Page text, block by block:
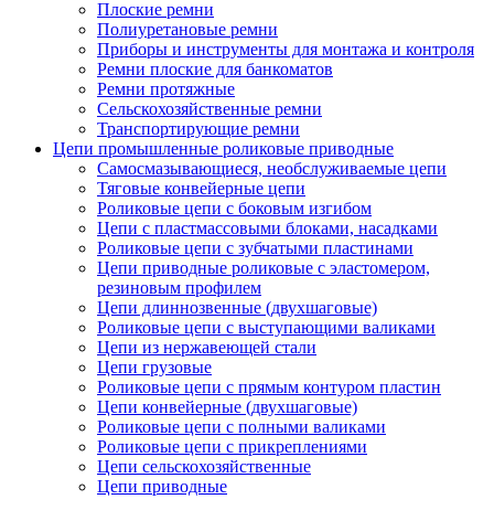
Плоские ремни
Полиуретановые ремни
Приборы и инструменты для монтажа и контроля
Ремни плоские для банкоматов
Ремни протяжные
Сельскохозяйственные ремни
Транспортирующие ремни
Цепи промышленные роликовые приводные
Самосмазывающиеся, необслуживаемые цепи
Тяговые конвейерные цепи
Роликовые цепи с боковым изгибом
Цепи с пластмассовыми блоками, насадками
Роликовые цепи с зубчатыми пластинами
Цепи приводные роликовые с эластомером,
резиновым профилем
Цепи длиннозвенные (двухшаговые)
Роликовые цепи с выступающими валиками
Цепи из нержавеющей стали
Цепи грузовые
Роликовые цепи с прямым контуром пластин
Цепи конвейерные (двухшаговые)
Роликовые цепи с полными валиками
Роликовые цепи с прикреплениями
Цепи сельскохозяйственные
Цепи приводные